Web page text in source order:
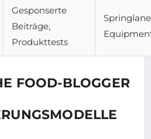
Gesponserte
Beiträge,
Produkttests
FOOD-BLOGGER